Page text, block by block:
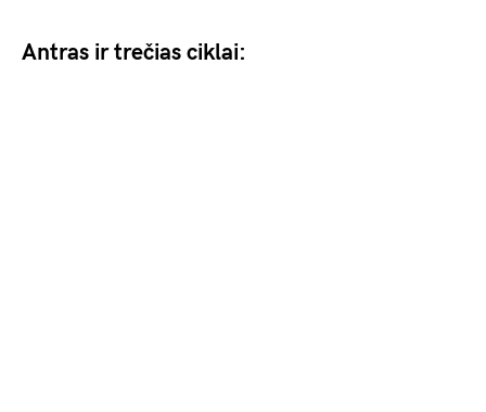
Antras ir trečias ciklai: